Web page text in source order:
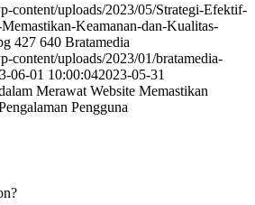
content/uploads/2023/05/Strategi-Efektif-
Keamanan-dan-Kualitas-
427 640 Bratamedia
content/uploads/2023/01/bratamedia-
06-01 10:00:042023-05-31
Merawat Website Memastikan
Pengguna